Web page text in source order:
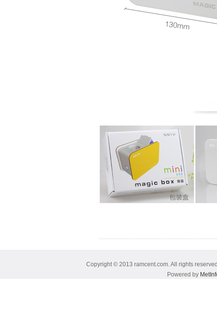
Copyright © 2013 ramcent.com. All rights
Powered by